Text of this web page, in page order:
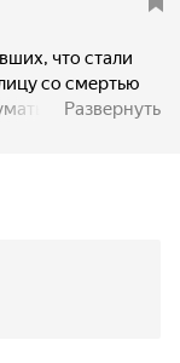
что стали
со смертью
по-другому
Развернуть